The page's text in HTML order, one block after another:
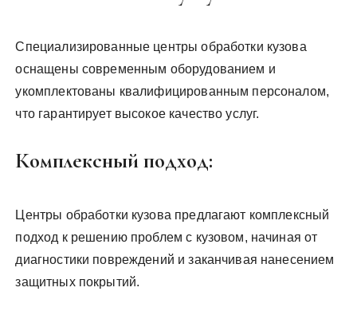
Специализированные центры обработки кузова
оснащены современным оборудованием и
укомплектованы квалифицированным персоналом,
что гарантирует высокое качество услуг.
Комплексный подход:
Центры обработки кузова предлагают комплексный
подход к решению проблем с кузовом, начиная от
диагностики повреждений и заканчивая нанесением
защитных покрытий.